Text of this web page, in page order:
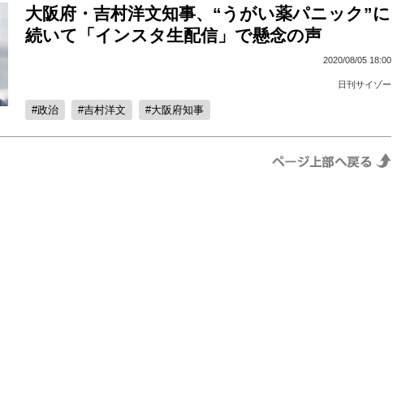
大阪府・吉村洋文知事、“うがい薬パニック”に
続いて「インスタ生配信」で懸念の声
2020/08/05 18:00
日刊サイゾー
政治 吉村洋文 大阪府知事